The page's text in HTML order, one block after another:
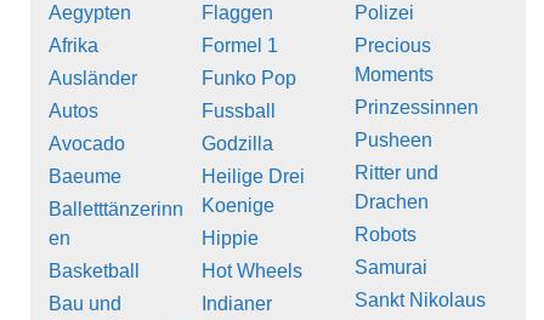
Aegypten
Afrika
Ausländer
Autos
Avocado
Baeume
Balletttänzerinn
en
Basketball
Bau und
Flaggen
Formel 1
Funko Pop
Fussball
Godzilla
Heilige Drei
Koenige
Hippie
Hot Wheels
Indianer
Polizei
Precious
Moments
Prinzessinnen
Pusheen
Ritter und
Drachen
Robots
Samurai
Sankt Nikolaus